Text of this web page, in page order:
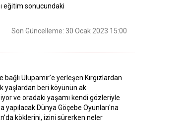
eğitim sonucundaki
Son Güncelleme: 30 Ocak 2023 15:00
Ulupamir’e yerleşen Kırgızlardan
yaşlardan beri köyünün ak
ve oradaki yaşamı kendi gözleriyle
Dünya Göçebe Oyunları'na
köklerini, izini sürerken neler